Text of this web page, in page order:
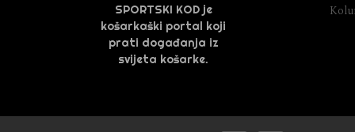
SPORTSKI KOD je
košarkaški portal koji
prati događanja iz
svijeta košarke.